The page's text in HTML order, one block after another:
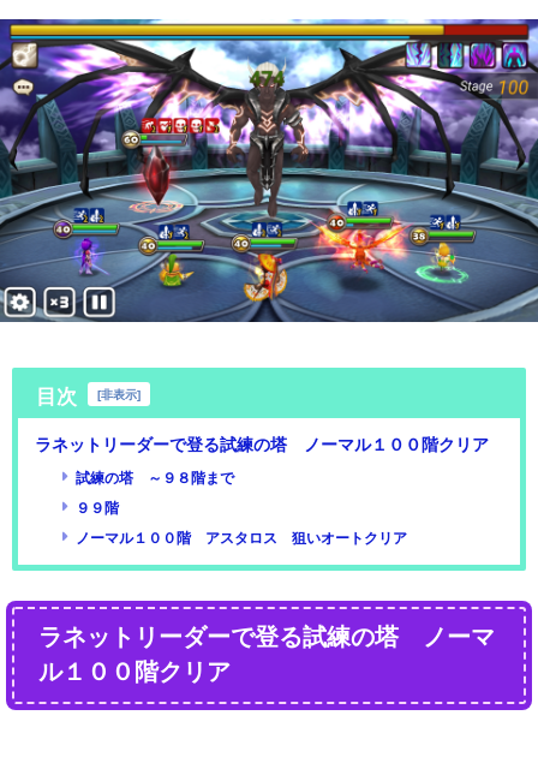
目次 [非表示]
ラネットリーダーで登る試練の塔 ノーマル１００階クリア
試練の塔 ～９８階まで
９９階
ノーマル１００階 アスタロス 狙いオートクリア
ラネットリーダーで登る試練の塔 ノーマ
ル１００階クリア